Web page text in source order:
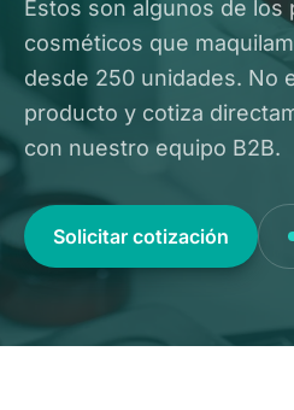
Estos son algunos de los
cosméticos que
desde 250 unidades. No
producto y cotiza
con nuestro equipo B2B.
Solicitar cotización